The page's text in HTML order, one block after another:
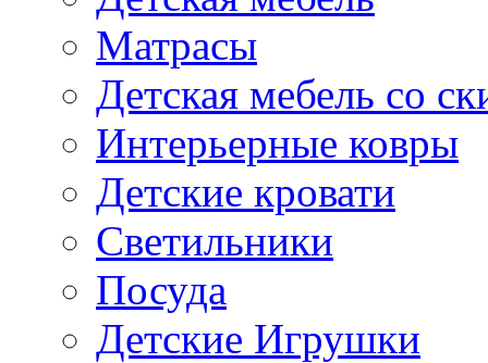
Матрасы
Детская мебель со
Интерьерные ковры
Детские кровати
Светильники
Посуда
Детские Игрушки